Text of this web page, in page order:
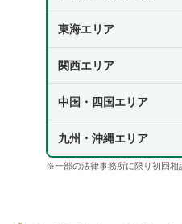
「ベンナビ相続」を使
相模原市で相続の無料
ツ
事実関係に関するメ
東海エリア
関西エリア
中国・四国エリア
九州・沖縄エリア
※一部の法律事務所に限り初回相